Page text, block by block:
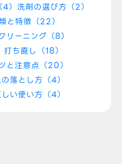
） 洗剤の選び方（2）
と特徴（22）
ーニング（8）
ち直し（18）
と注意点（20）
落とし方（4）
い使い方（4）